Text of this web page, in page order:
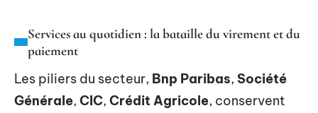
Services au quotidien : la bataille du virement et du
paiement
Les piliers du secteur, Bnp Paribas, Société
Générale, CIC, Crédit Agricole, conservent